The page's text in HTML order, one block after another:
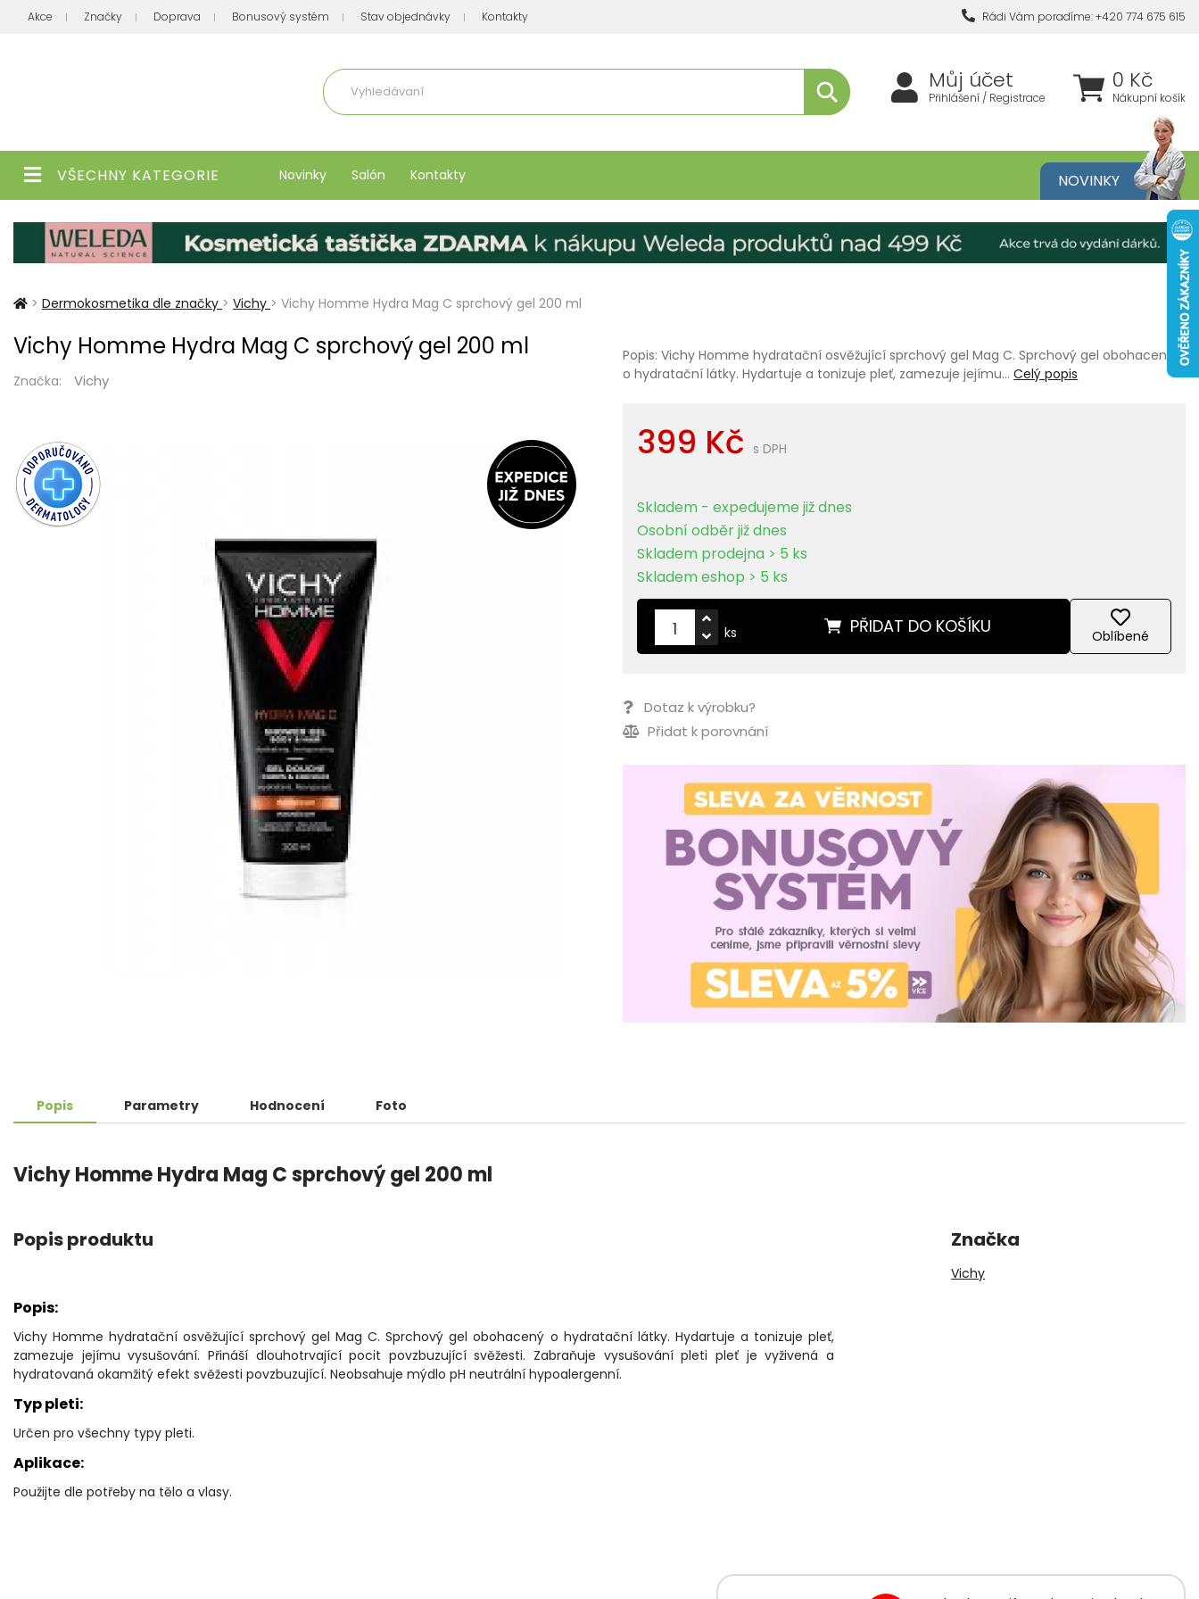
Akce Značky Doprava Bonusový systém Stav objednávky Kontakty Rádi Vám poradíme: +420 774 675 615
0 Kč
Nákupní košík
Můj účet
Přihlášení / Registrace
VŠECHNY KATEGORIE Novinky Salón Kontakty NOVINKY
> Dermokosmetika dle značky > Vichy > Vichy Homme Hydra Mag C sprchový gel 200 ml
Vichy Homme Hydra Mag C sprchový gel 200 ml
Značka: Vichy
Popis: Vichy Homme hydratační osvěžující sprchový gel Mag C. Sprchový gel obohacený
o hydratační látky. Hydartuje a tonizuje pleť, zamezuje jejímu…Celý popis
399 Kč s DPH
Skladem - expedujeme již dnes
Osobní odběr již dnes
Skladem prodejna > 5 ks
Skladem eshop > 5 ks
PŘIDAT DO KOŠÍKU
ks Oblíbené
Dotaz k výrobku?
Přidat k porovnání
Popis Parametry Hodnocení Foto
Vichy Homme Hydra Mag C sprchový gel 200 ml
Popis produktu
Popis:
Vichy Homme hydratační osvěžující sprchový gel Mag C. Sprchový gel obohacený o hydratační látky. Hydartuje a tonizuje pleť,
zamezuje jejímu vysušování. Přináší dlouhotrvající pocit povzbuzující svěžesti. Zabraňuje vysušování pleti pleť je vyživená a
hydratovaná okamžitý efekt svěžesti povzbuzující. Neobsahuje mýdlo pH neutrální hypoalergenní.
Typ pleti:
Určen pro všechny typy pleti.
Aplikace:
Použijte dle potřeby na tělo a vlasy.
Značka
Vichy